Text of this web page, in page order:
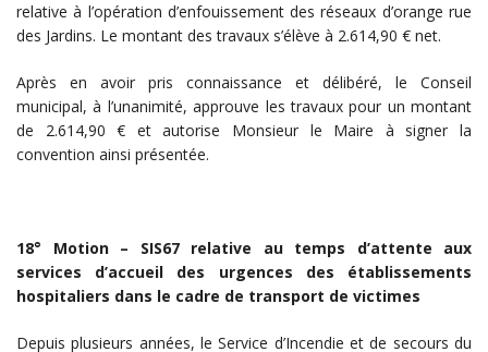
relative à l’opération d’enfouissement des réseaux d’orange rue
des Jardins. Le montant des travaux s’élève à 2.614,90 € net.
Après en avoir pris connaissance et délibéré, le Conseil
municipal, à l’unanimité, approuve les travaux pour un montant
de 2.614,90 € et autorise Monsieur le Maire à signer la
convention ainsi présentée.
18° Motion – SIS67 relative au temps d’attente aux
services d’accueil des urgences des établissements
hospitaliers dans le cadre de transport de victimes
Depuis plusieurs années, le Service d’Incendie et de secours du